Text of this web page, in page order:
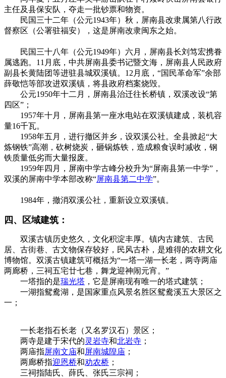
主任及县保安队，夺走一批钞票和物资。
民国三十二年（公元1943年）秋，屏南县改隶属第八行政
督察区（公署驻福安），这是屏南改隶闽东之始。
民国三十八年（公元1949年）六月，屏南县长刘笃宏携眷
属逃跑。11月底，中共屏南县委书记暨文海，屏南县人民政府
副县长黄陆团等进驻县城双溪镇。12月底，“国民革命军”余部
薛敬恺等部攻进双溪镇，将县政府档案烧毁。
公元1950年十二月，屏南县治迁往长桥镇，双溪改设“第
四区”；
1957年十月，屏南县第一座水电站在双溪镇建成，装机容
量16千瓦。
1958年五月，进行撤区并乡，设双溪公社。全县掀起“大
炼钢铁”高潮，砍树烧炭，砸锅炼铁，造成粮食误时减收，钢
铁质量低劣而大量报废。
1959年四月，屏南中学古峰分校升为“屏南县第一中学”，
双溪的屏南中学本部改称“屏南县第二中学”。
1984年，撤消双溪公社，重新设立双溪镇。
四、区域建筑：
双溪古镇历史悠久，文化积淀丰厚。镇内古建筑、古民
居、古街巷、古文物保存较好，民风古朴，是难得的农耕文化
博物馆。双溪古镇建筑可概括为“一塔一湖一长老，两寺两庙
两廊桥，三祠五宅廿七巷，舞龙迎神闹元宵。”
一塔指的是瑞光塔 ，它是屏南现有唯一的塔式建筑；
一湖指鸳鸯湖，是国家重点风景名胜区鸳鸯溪五大景区之
一；
一长老指石长老（又名罗汉石）景区；
两寺是建于宋代的灵岩寺和北岩寺 ；
两庙指屏南文庙和屏南城隍庙 ；
两廊桥指迎恩桥和劝农桥 ；
三祠指陆氏、薛氏、张氏三宗祠；